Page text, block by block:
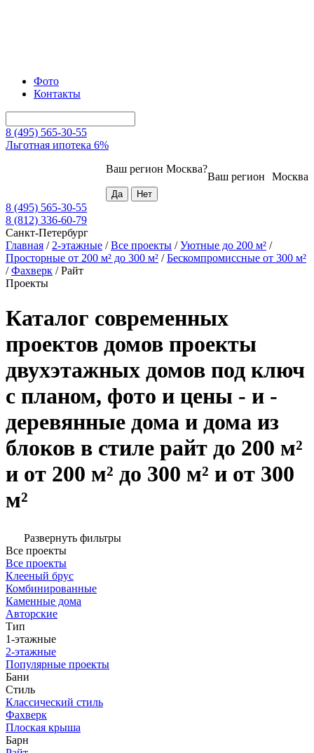
Фото
Контакты
8 (495) 565-30-55
Льготная ипотека 6%
Москва
Ваш регион
Ваш регион Москва?
8 (495) 565-30-55
8 (812) 336-60-79
Санкт-Петербург
Главная / 2-этажные /Все проекты /Уютные до 200 м² /
Просторные от 200 м² до 300 м² /Бескомпромиссные от 300 м²
/Фахверк /Райт
Проекты
Каталог современных
проектов домов проекты
двухэтажных домов под ключ
с планом, фото и цены - и -
деревянные дома и дома из
блоков в стиле райт до 200 м²
и от 200 м² до 300 м² и от 300
м²
Развернуть фильтры
Все проекты
Все проекты
Клееный брус
Комбинированные
Каменные дома
Авторские
Тип
1-этажные
2-этажные
Популярные проекты
Бани
Стиль
Классический стиль
Фахверк
Плоская крыша
Барн